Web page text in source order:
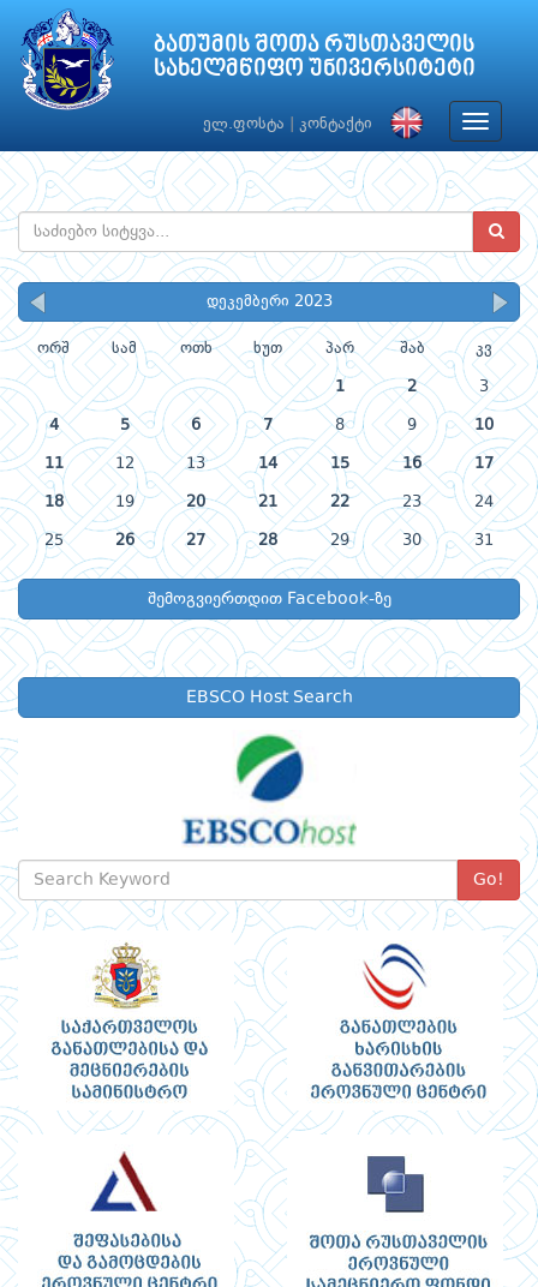
ბათუმის შოთა რუსთაველის
სახელმწიფო უნივერსიტეტი
ელ.ფოსტა კონტაქტი
Toggle
დეკემბერი 2023
ორშ სამ ოთხ ხუთ პარ შაბ კვ
1 2 3
4 5 6 7 8 9 10
11 12 13 14 15 16 17
18 19 20 21 22 23 24
25 26 27 28 29 30 31
შემოგვიერთდით Facebook-ზე
EBSCO Host Search
Go!